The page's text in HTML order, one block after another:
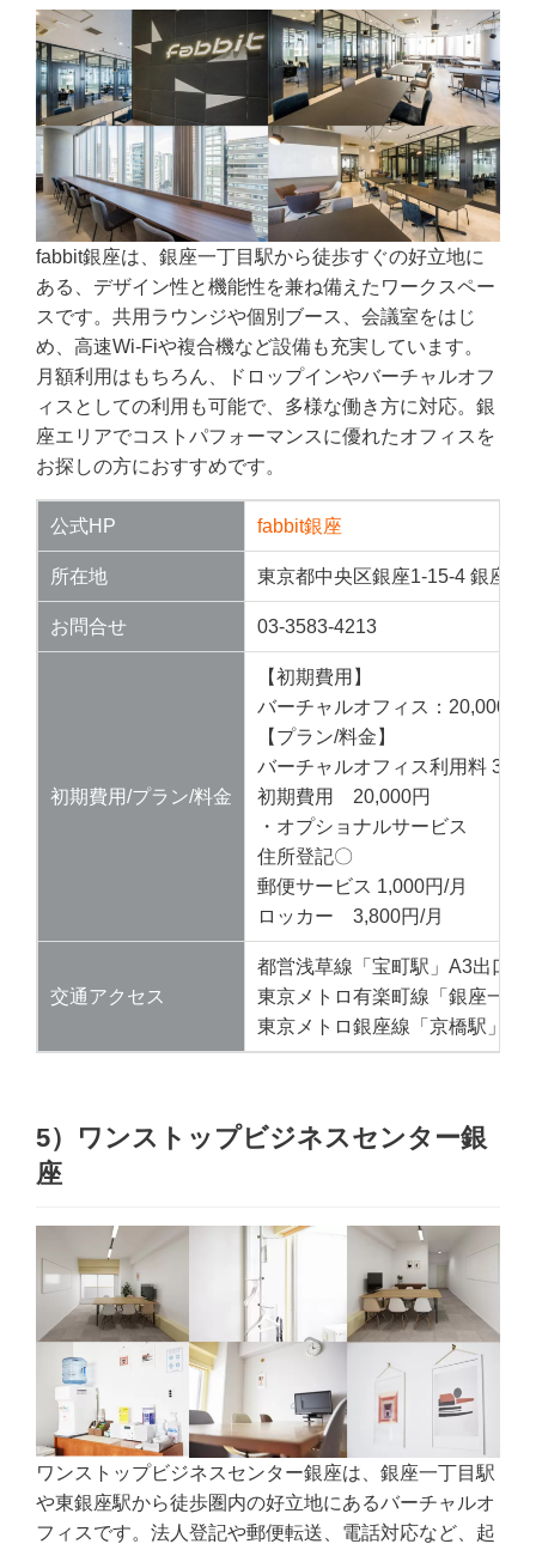
fabbit銀座は、銀座一丁目駅から徒歩すぐの好立地に
ある、デザイン性と機能性を兼ね備えたワークスペー
スです。共用ラウンジや個別ブース、会議室をはじ
め、高速Wi-Fiや複合機など設備も充実しています。
月額利用はもちろん、ドロップインやバーチャルオフ
ィスとしての利用も可能で、多様な働き方に対応。銀
座エリアでコストパフォーマンスに優れたオフィスを
お探しの方におすすめです。
公式HP fabbit銀座
所在地 東京都中央区銀座1-15-4 銀座一
お問合せ 03-3583-4213
初期費用/プラン/料金
【初期費用】
バーチャルオフィス：20,000円
【プラン/料金】
バーチャルオフィス利用料
初期費用 20,000円
・オプショナルサービス
住所登記〇
郵便サービス 1,000円/月
ロッカー 3,800円/月
交通アクセス
都営浅草線「宝町駅」A3出口徒
東京メトロ有楽町線「銀座一丁
東京メトロ銀座線「京橋駅」7
5）ワンストップビジネスセンター銀
座
ワンストップビジネスセンター銀座は、銀座一丁目駅
や東銀座駅から徒歩圏内の好立地にあるバーチャルオ
フィスです。法人登記や郵便転送、電話対応など、起